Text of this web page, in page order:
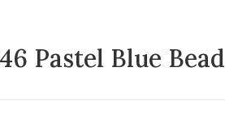
Pastel Blue Bead